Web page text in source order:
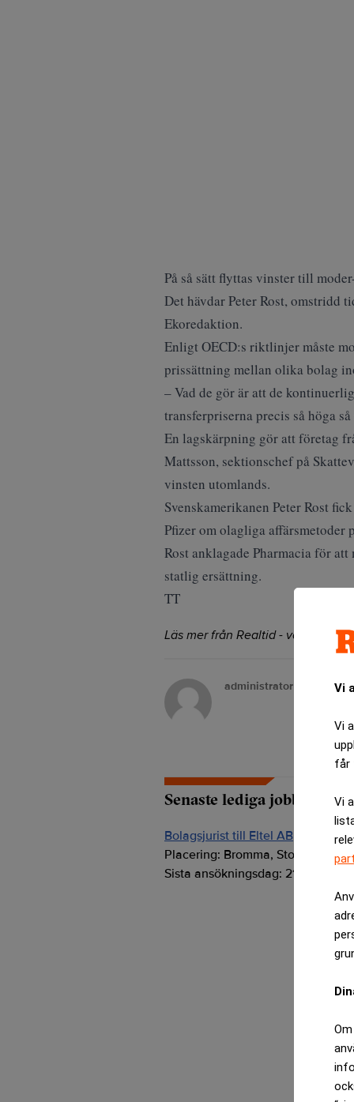
Vi
Vi
får
Vi
På så sätt flyttas vinster till
Det hävdar Peter Rost, omstridd
Ekoredaktion.
Enligt OECD:s riktlinjer måste
prissättning mellan olika bolag
– Vad de gör är att de
transferpriserna precis så höga
En lagskärpning gör att företag
Mattsson, sektionschef på
vinsten utomlands.
Svenskamerikanen Peter Rost
Pfizer om olagliga affärsmetoder
Rost anklagade Pharmacia för
statlig ersättning.
TT
Läs mer från Realtid - vårt
administrator
Senaste lediga jobben
Bolagsjurist till Eltel AB
Placering: Bromma, Stockholm
Sista ansökningsdag: 21/08/2026